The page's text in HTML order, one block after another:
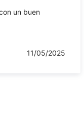
un buen
11/05/2025